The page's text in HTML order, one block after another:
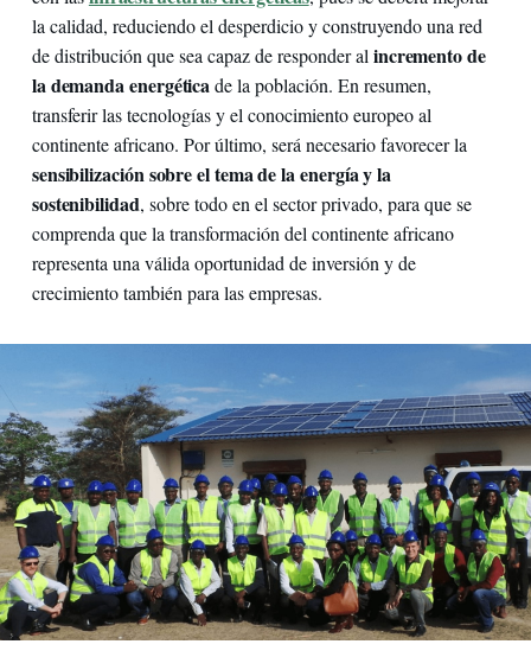
la calidad, reduciendo el desperdicio y construyendo una red
de distribución que sea capaz de responder al incremento de
la demanda energéticade la población. En resumen,
transferir las tecnologías y el conocimiento europeo al
continente africano. Por último, será necesario favorecer la
sensibilización sobre el tema de la energía y la
sostenibilidad, sobre todo en el sector privado, para que se
comprenda que la transformación del continente africano
representa una válida oportunidad de inversión y de
crecimiento también para las empresas.